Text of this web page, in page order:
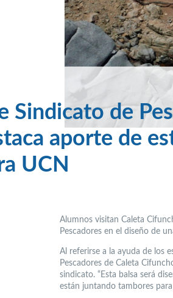
Sindicato de
aporte de
UCN
Alumnos visitan Caleta
Pescadores en el diseño de
Al referirse a la ayuda de los
Pescadores de Caleta
sindicato. “Esta balsa será
están juntando tambores